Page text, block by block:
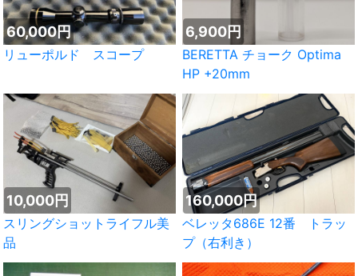
60,000円
リューポルド スコープ
6,900円
BERETTA チョーク Optima
HP +20mm
10,000円
スリングショットライフル美
品
160,000円
ベレッタ686E 12番 トラッ
プ（右利き）